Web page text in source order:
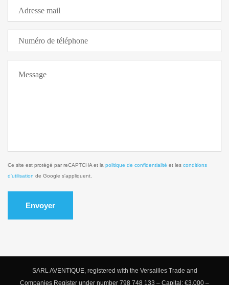
Ce site est protégé par reCAPTCHA et la politique de confidentialité et les conditions
d'utilisation de Google s'appliquent.
Envoyer
SARL AVENTIQUE, registered with the Versailles Trade and
Companies Register under number 798 748 133 – Capital: €3,000 –